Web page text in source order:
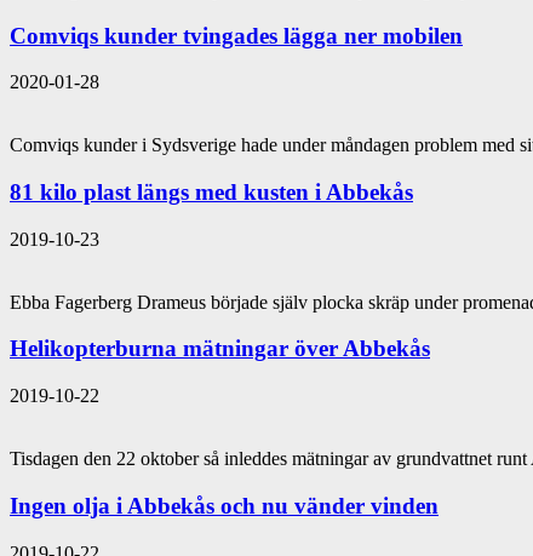
Comviqs kunder tvingades lägga ner mobilen
2020-01-28
Comviqs kunder i Sydsverige hade under måndagen problem med
81 kilo plast längs med kusten i Abbekås
2019-10-23
Ebba Fagerberg Drameus började själv plocka skräp under
Helikopterburna mätningar över Abbekås
2019-10-22
Tisdagen den 22 oktober så inleddes mätningar av grundvattnet runt
Ingen olja i Abbekås och nu vänder vinden